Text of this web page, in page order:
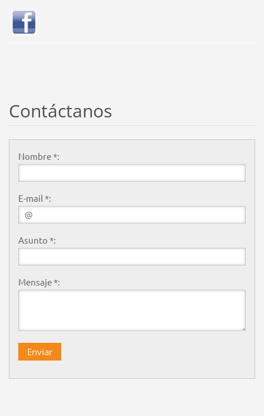
Contáctanos
Nombre *:
E-mail *:
Asunto *:
Mensaje *: